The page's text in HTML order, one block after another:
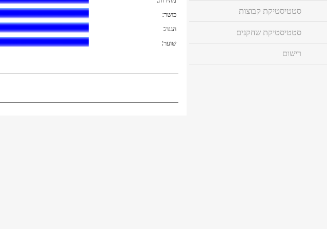
כושר:
הגנה:
שוער:
סטטיסטיקת קבוצות
סטטיסטיקת שחקנים
רישום